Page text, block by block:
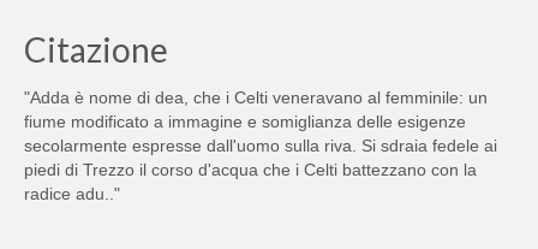
Citazione
"Adda è nome di dea, che i Celti veneravano al femminile: un
fiume modificato a immagine e somiglianza delle esigenze
secolarmente espresse dall'uomo sulla riva. Si sdraia fedele ai
piedi di Trezzo il corso d'acqua che i Celti battezzano con la
radice adu.."